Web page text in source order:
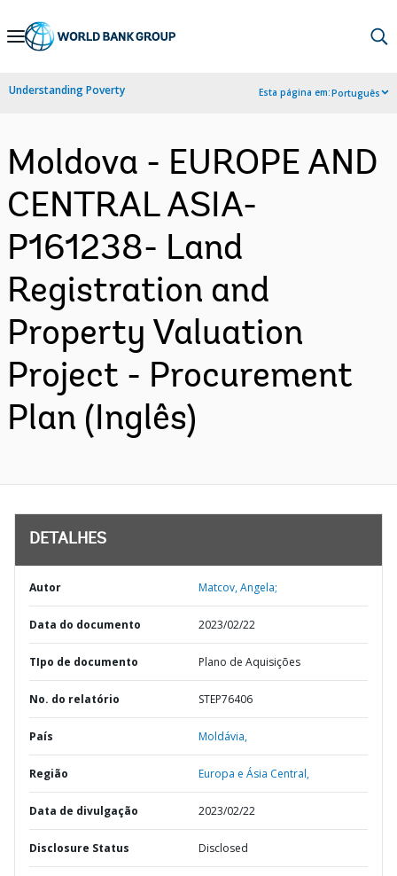
Skip
Navigation
Understanding Poverty Esta página em:Português
Moldova - EUROPE AND
CENTRAL ASIA-
P161238- Land
Registration and
Property Valuation
Project - Procurement
Plan (Inglês)
DETALHES
Autor Matcov, Angela;
Data do documento 2023/02/22
TIpo de documento Plano de Aquisições
No. do relatório STEP76406
País Moldávia,
Região Europa e Ásia Central,
Data de divulgação 2023/02/22
Disclosure Status Disclosed